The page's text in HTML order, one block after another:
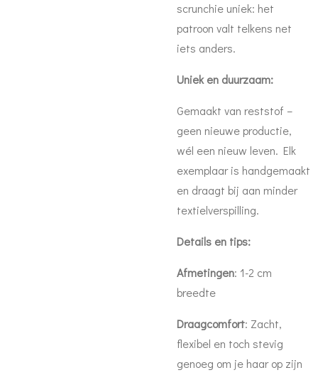
scrunchie uniek: het
patroon valt telkens net
iets anders.
Uniek en duurzaam:
Gemaakt van reststof –
geen nieuwe productie,
wél een nieuw leven. Elk
exemplaar is handgemaakt
en draagt bij aan minder
textielverspilling.
Details en tips:
Afmetingen: 1-2 cm
breedte
Draagcomfort: Zacht,
flexibel en toch stevig
genoeg om je haar op zijn